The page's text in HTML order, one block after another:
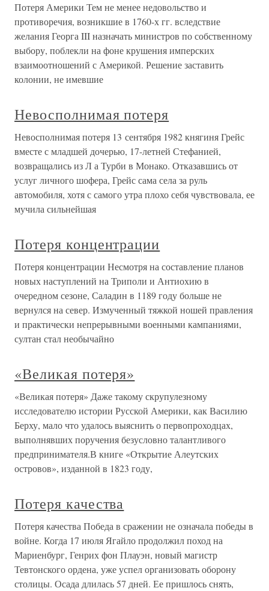
Потеря Америки Тем не менее недовольство и
противоречия, возникшие в 1760-х гг. вследствие
желания Георга III назначать министров по собственному
выбору, поблекли на фоне крушения имперских
взаимоотношений с Америкой. Решение заставить
колонии, не имевшие
Невосполнимая потеря
Невосполнимая потеря 13 сентября 1982 княгиня Грейс
вместе с младшей дочерью, 17-летней Стефанией,
возвращались из Л а Турби в Монако. Отказавшись от
услуг личного шофера, Грейс сама села за руль
автомобиля, хотя с самого утра плохо себя чувствовала, ее
мучила сильнейшая
Потеря концентрации
Потеря концентрации Несмотря на составление планов
новых наступлений на Триполи и Антиохию в
очередном сезоне, Саладин в 1189 году больше не
вернулся на север. Измученный тяжкой ношей правления
и практически непрерывными военными кампаниями,
султан стал необычайно
«Великая потеря»
«Великая потеря» Даже такому скрупулезному
исследователю истории Русской Америки, как Василию
Берху, мало что удалось выяснить о первопроходцах,
выполнявших поручения безусловно талантливого
предпринимателя.В книге «Открытие Алеутских
островов», изданной в 1823 году,
Потеря качества
Потеря качества Победа в сражении не означала победы в
войне. Когда 17 июля Ягайло продолжил поход на
Мариенбург, Генрих фон Плауэн, новый магистр
Тевтонского ордена, уже успел организовать оборону
столицы. Осада длилась 57 дней. Ее пришлось снять,